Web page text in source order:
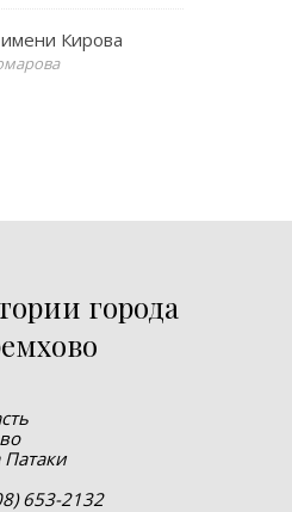
Кирова
города
653-2132